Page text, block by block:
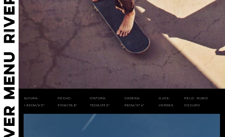
Altura:
1.83cm/6'0"
Pecho:
91cm/35.8"
Cintura:
75cm/29.5"
Cadera:
95cm/37.4"
Ojos:
Verdes
Pelo: Rubio
Oscuro